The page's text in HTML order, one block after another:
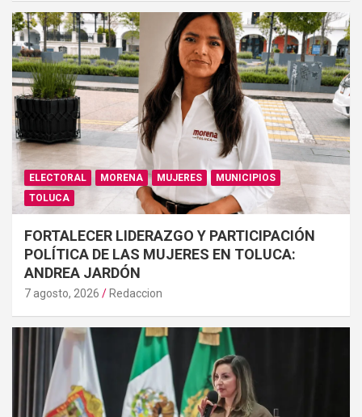
ELECTORAL MORENA MUJERES
MUNICIPIOS
TOLUCA
FORTALECER LIDERAZGO Y PARTICIPACIÓN
POLÍTICA DE LAS MUJERES EN TOLUCA:
ANDREA JARDÓN
7 agosto, 2026 Redaccion